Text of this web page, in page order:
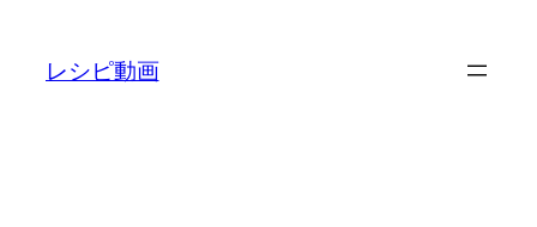
レシピ動画